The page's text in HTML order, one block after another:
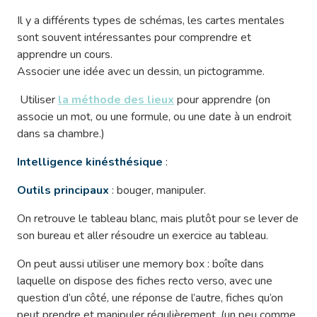
Il y a différents types de schémas, les cartes mentales
sont souvent intéressantes pour comprendre et
apprendre un cours.
Associer une idée avec un dessin, un pictogramme.
Utiliser la méthode des lieux pour apprendre (on
associe un mot, ou une formule, ou une date à un endroit
dans sa chambre.)
Intelligence kinésthésique :
Outils principaux : bouger, manipuler.
On retrouve le tableau blanc, mais plutôt pour se lever de
son bureau et aller résoudre un exercice au tableau.
On peut aussi utiliser une memory box : boîte dans
laquelle on dispose des fiches recto verso, avec une
question d’un côté, une réponse de l’autre, fiches qu’on